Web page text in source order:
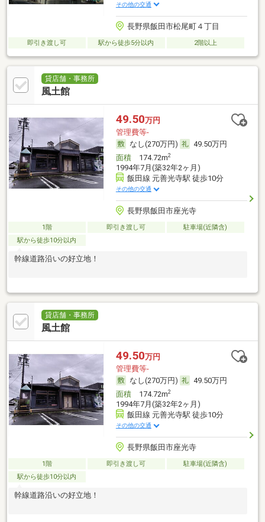
その他の交通
長野県飯田市松尾町４丁目
即引き渡し可 駅から徒歩5分以内 2階以上
貸店舗・事務所
風土館
49.50万円
管理費等-
なし(270万円)
49.50万円
面積174.72m2
1994年7月(築32年2ヶ月)
飯田線 元善光寺駅 徒歩10分
その他の交通
長野県飯田市座光寺
1階 即引き渡し可
駐車場(近隣含)
駅から徒歩10分以内
幹線道路沿いの好立地！
貸店舗・事務所
風土館
49.50万円
管理費等-
なし(270万円)
49.50万円
面積174.72m2
1994年7月(築32年2ヶ月)
飯田線 元善光寺駅 徒歩10分
その他の交通
長野県飯田市座光寺
1階 即引き渡し可
駐車場(近隣含)
駅から徒歩10分以内
幹線道路沿いの好立地！